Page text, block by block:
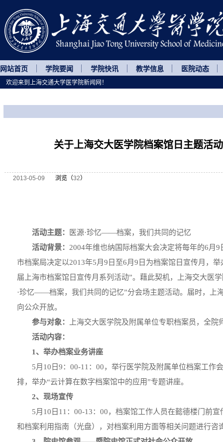
网站首页 学院要闻 学院快讯 教学信息 医院动态
关于上海交大医学院档案馆日主题活
2013-05-09 浏览（32）
活动主题：
医源·珍忆——档案，我们共同的记忆
活动背景： 2004年维也纳国际档案大会决定将每年的6月
市档案局决定以2013年5月9日至6月9日为档案馆日宣传月，举
届上海市档案馆日宣传月系列活动”。藉此契机，上海交大医
·珍忆——档案，我们共同的记忆”分会场主题活动。届时，上
向公众开放。
参与对象：
上海交大医学院及附属单位专职档案员，全院
活动内容：
1、举办档案业务讲座
5月10日9：00-11：00，举行医学院及附属单位档案工作
排，举办“云计算在数字档案馆中的应用”专题讲座。
2、现场宣传
5月10日11：00-13：00，档案馆工作人员在懿德楼门前宣
和档案利用指南（光盘），对档案利用方面等相关问题进行咨
欢迎来到上海交通大学医学院新闻网！